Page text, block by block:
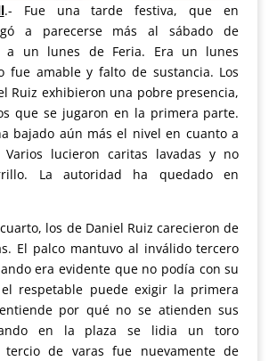
.- Fue una tarde festiva, que en
a parecerse más al sábado de
a un lunes de Feria. Era un lunes
fue amable y falto de sustancia. Los
Ruiz exhibieron una pobre presencia,
que se jugaron en la primera parte.
bajado aún más el nivel en cuanto a
Varios lucieron caritas lavadas y no
La autoridad ha quedado en
los de Daniel Ruiz carecieron de
El palco mantuvo al inválido tercero
era evidente que no podía con su
respetable puede exigir la primera
por qué no se atienden sus
en la plaza se lidia un toro
tercio de varas fue nuevamente de